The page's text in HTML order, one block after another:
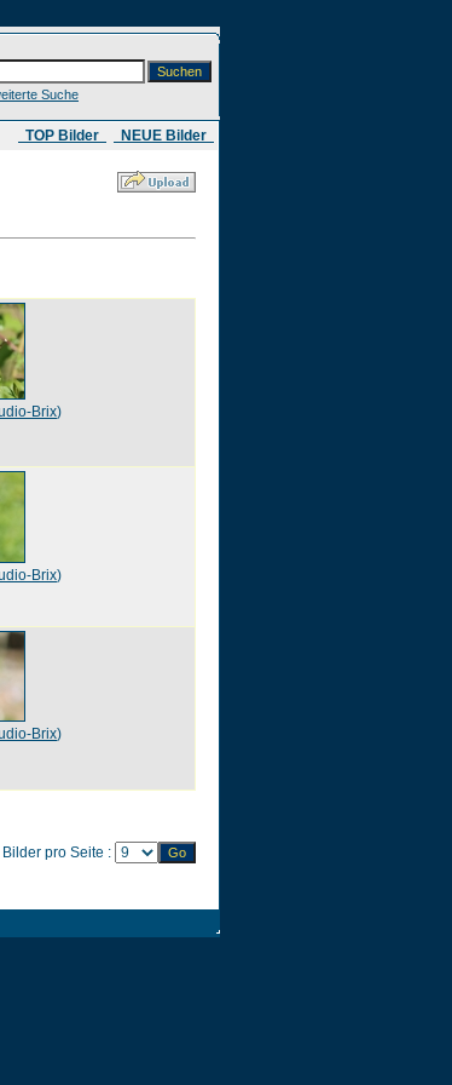
Suche
​ TOP Bilder NEUE Bilder
Brix)
Brix)
Brix)
Bilder pro Seite :